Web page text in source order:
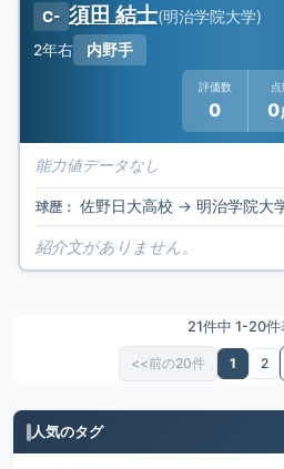
C- 須田 結士(明治学院大学)
2年右 内野手
評価数
0 0
能力値データなし
球歴： 佐野日大高校 → 明治学院大
紹介文がありません。
21件中 1-20件
<<前の20件 1 2
人気のタグ